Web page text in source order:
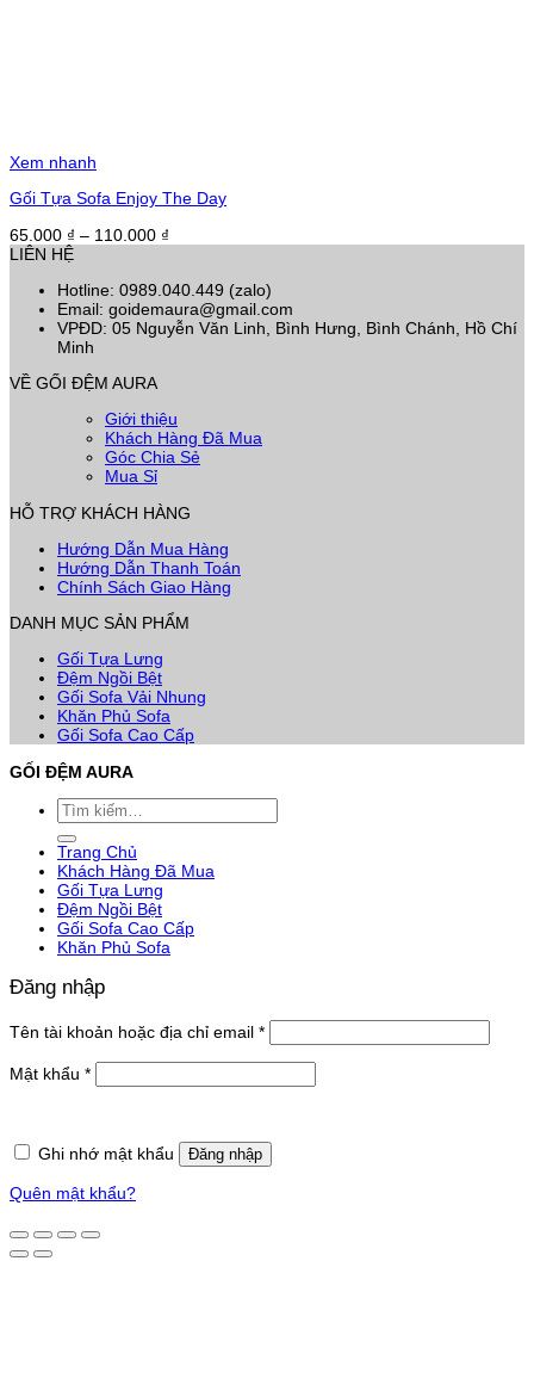
Xem nhanh
Gối Tựa Sofa Enjoy The Day
65.000 ₫ – 110.000 ₫
65.000 ₫
đến
110.000 ₫
LIÊN HỆ
Hotline: 0989.040.449 (zalo)
Email: goidemaura@gmail.com
VPĐD: 05 Nguyễn Văn Linh, Bình Hưng, Bình Chánh, Hồ Chí
Minh
VỀ GỐI ĐỆM AURA
Giới thiệu
Khách Hàng Đã Mua
Góc Chia Sẻ
Mua Sỉ
HỖ TRỢ KHÁCH HÀNG
Hướng Dẫn Mua Hàng
Hướng Dẫn Thanh Toán
Chính Sách Giao Hàng
DANH MỤC SẢN PHẨM
Gối Tựa Lưng
Đệm Ngồi Bệt
Gối Sofa Vải Nhung
Khăn Phủ Sofa
Gối Sofa Cao Cấp
GỐI ĐỆM AURA
Tìm
kiếm:
Trang Chủ
Khách Hàng Đã Mua
Gối Tựa Lưng
Đệm Ngồi Bệt
Gối Sofa Cao Cấp
Khăn Phủ Sofa
Đăng nhập
Tên tài khoản hoặc địa chỉ email *Bắt
buộc
Mật khẩu *Bắt
buộc
Ghi nhớ mật khẩu Đăng nhập
Quên mật khẩu?